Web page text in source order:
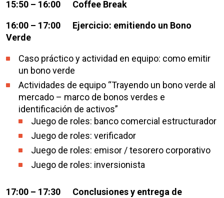
15:50 – 16:00 Coffee Break
16:00 – 17:00 Ejercicio: emitiendo un Bono
Verde
Caso práctico y actividad en equipo: como emitir
un bono verde
Actividades de equipo “Trayendo un bono verde al
mercado – marco de bonos verdes e
identificación de activos”
Juego de roles: banco comercial estructurador
Juego de roles: verificador
Juego de roles: emisor / tesorero corporativo
Juego de roles: inversionista
17:00 – 17:30 Conclusiones y entrega de